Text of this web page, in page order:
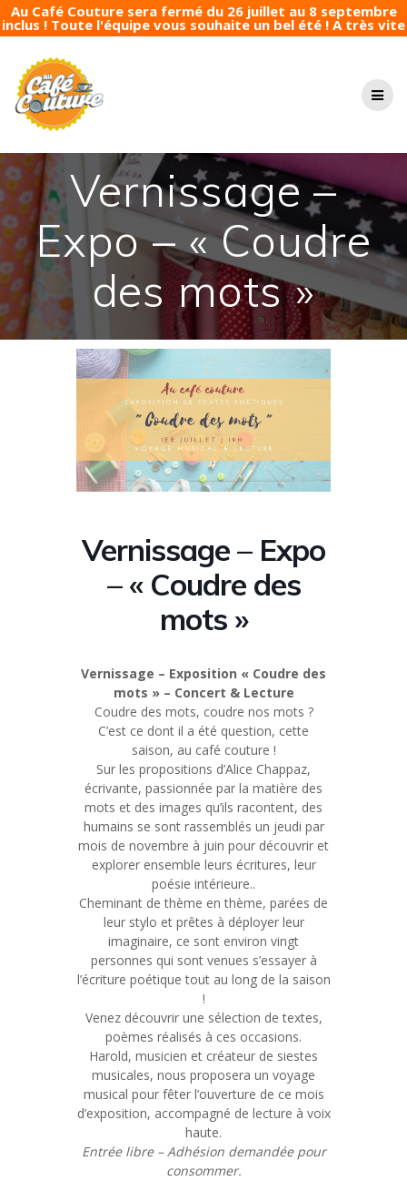
Au Café Couture sera fermé du 26 juillet au 8 septembre
inclus ! Toute l'équipe vous souhaite un bel été ! A très vite
Vernissage –
Expo – « Coudre
des mots »
Vernissage – Expo
– « Coudre des
mots »
Vernissage – Exposition « Coudre des
mots » – Concert & Lecture
Coudre des mots, coudre nos mots ?
C’est ce dont il a été question, cette
saison, au café couture !
Sur les propositions d’Alice Chappaz,
écrivante, passionnée par la matière des
mots et des images qu’ils racontent, des
humains se sont rassemblés un jeudi par
mois de novembre à juin pour découvrir et
explorer ensemble leurs écritures, leur
poésie intérieure..
Cheminant de thème en thème, parées de
leur stylo et prêtes à déployer leur
imaginaire, ce sont environ vingt
personnes qui sont venues s’essayer à
l’écriture poétique tout au long de la saison
!
Venez découvrir une sélection de textes,
poèmes réalisés à ces occasions.
Harold, musicien et créateur de siestes
musicales, nous proposera un voyage
musical pour fêter l’ouverture de ce mois
d’exposition, accompagné de lecture à voix
haute.
Entrée libre – Adhésion demandée pour
consommer.